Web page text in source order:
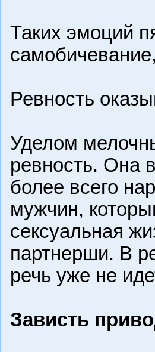
Таких эмоций
Ревность
Уделом
ревность. Она
более всего
мужчин,
сексуальная
партнерши. В
речь уже не
Зависть